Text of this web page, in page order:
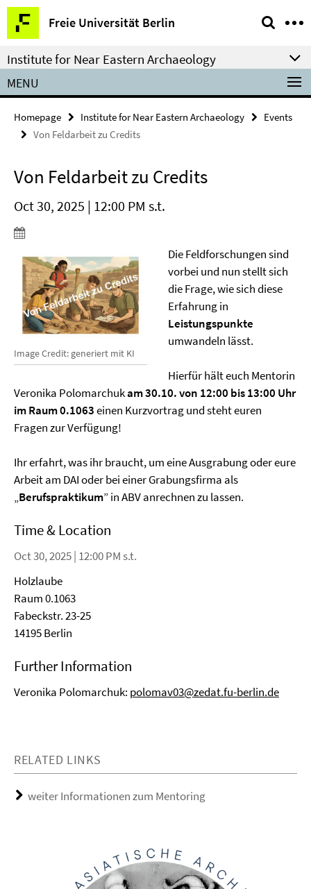
Springe
direkt
zu
Inhalt
Freie Universität Berlin
Service
Navigation
Institute for Near Eastern Archaeology
MENU
Homepage Institute for Near Eastern Archaeology
Events
Von Feldarbeit zu Credits
Von Feldarbeit zu Credits
Oct 30, 2025 | 12:00 PM s.t.
Image Credit: generiert mit KI
Die Feldforschungen sind
vorbei und nun stellt sich
die Frage, wie sich diese
Erfahrung in
Leistungspunkte
umwandeln lässt.
Hierfür hält euch Mentorin
Veronika Polomarchukam 30.10. von 12:00 bis 13:00 Uhr
im Raum 0.1063einen Kurzvortrag und steht euren
Fragen zur Verfügung!
Ihr erfahrt, was ihr braucht, um eine Ausgrabung oder eure
Arbeit am DAI oder bei einer Grabungsfirma als
„Berufspraktikum” in ABV anrechnen zu lassen.
Time & Location
Oct 30, 2025 | 12:00 PM s.t.
Holzlaube
Raum 0.1063
Fabeckstr. 23-25
14195 Berlin
Further Information
Veronika Polomarchuk: polomav03@zedat.fu-berlin.de
RELATED LINKS
weiter Informationen zum Mentoring